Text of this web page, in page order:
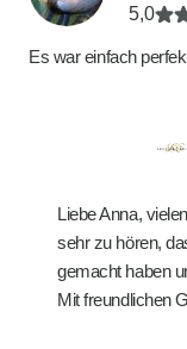
5,0
Es war einfach
Liebe Anna,
sehr zu hören,
gemacht haben
Mit freundlichen